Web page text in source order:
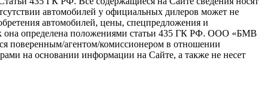
автомобилей у официальных дилеров может не
автомобилей, цены, спецпредложения и
она определена положениями статьи 435 ГК РФ. ООО «БМВ
поверенным/агентом/комиссионером в отношении
на основании информации на Сайте, а также не несет